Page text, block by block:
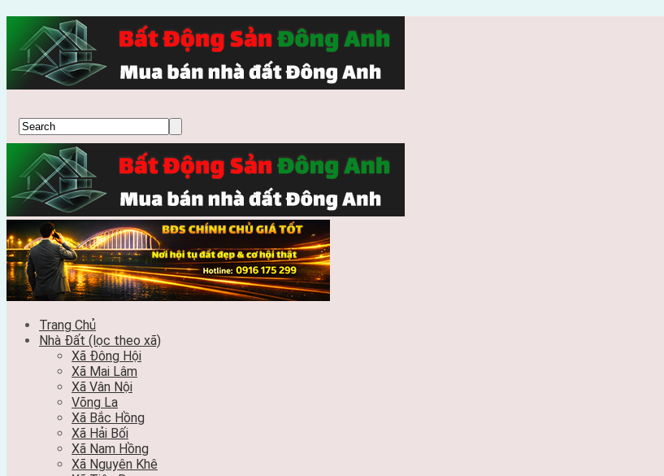
Trang Chủ
Nhà Đất (lọc theo xã)
Xã Đông Hội
Xã Mai Lâm
Xã Vân Nội
Võng La
Xã Bắc Hồng
Xã Hải Bối
Xã Nam Hồng
Xã Nguyên Khê